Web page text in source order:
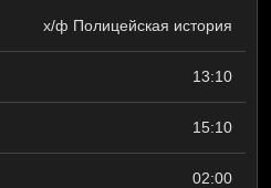
х/ф Полицейская история
13:10
15:10
02:00